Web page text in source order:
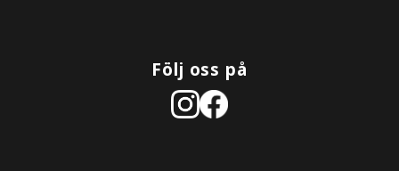
Följ oss på